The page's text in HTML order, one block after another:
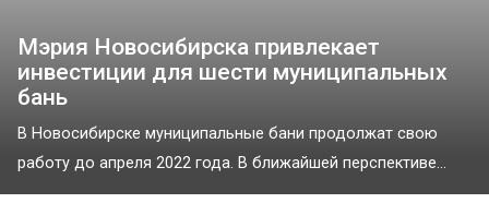
Мэрия Новосибирска привлекает
инвестиции для шести муниципальных
бань
В Новосибирске муниципальные бани продолжат свою
работу до апреля 2022 года. В ближайшей перспективе...